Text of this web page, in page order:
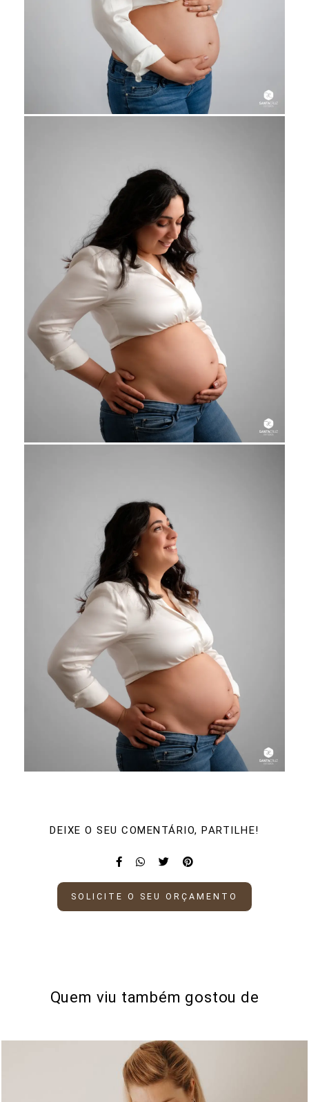
DEIXE O SEU COMENTÁRIO, PARTILHE!
SOLICITE O SEU ORÇAMENTO
Quem viu também gostou de